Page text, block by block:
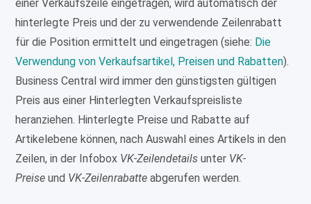
einer Verkaufszeile eingetragen, wird automatisch der
hinterlegte Preis und der zu verwendende Zeilenrabatt
für die Position ermittelt und eingetragen (siehe: Die
Verwendung von Verkaufsartikel, Preisen und Rabatten).
Business Central wird immer den günstigsten gültigen
Preis aus einer Hinterlegten Verkaufspreisliste
heranziehen. Hinterlegte Preise und Rabatte auf
Artikelebene können, nach Auswahl eines Artikels in den
Zeilen, in der Infobox VK-Zeilendetails unter VK-
Preise und VK-Zeilenrabatte abgerufen werden.